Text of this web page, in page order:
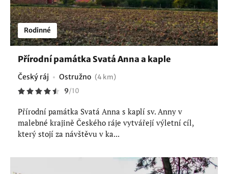
Rodinné
Přírodní památka Svatá Anna a kaple
Český ráj Ostružno (4 km)
9/10
Přírodní památka Svatá Anna s kaplí sv. Anny v
malebné krajině Českého ráje vytvářejí výletní cíl,
který stojí za návštěvu v ka...